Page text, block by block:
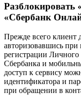
Разблокировать
«Сбербанк
Прежде всего клиент
авторизовавшись
регистрации Личного
Сбербанка и
доступ к сервису
идентификатора и
при обращении в